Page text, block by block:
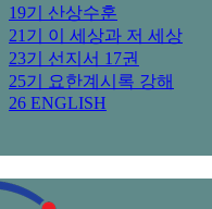
19기 산상수훈
21기 이 세상과 저 세상
23기 선지서 17권
25기 요한계시록 강해
26 ENGLISH